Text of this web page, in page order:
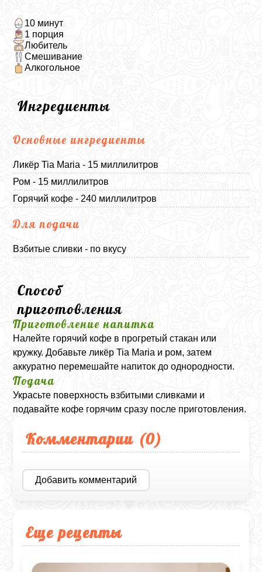
10 минут
1 порция
Любитель
Смешивание
Алкогольное
Ингредиенты
Основные ингредиенты
ЛикёрTia Maria - 15 миллилитров
Ром - 15 миллилитров
Горячий кофе - 240 миллилитров
Для подачи
Взбитые сливки - по вкусу
Способ
приготовления
Приготовление напитка
Налейте горячий кофе в прогретый стакан или
кружку. Добавьте ликёрTia Maria и ром, затем
аккуратно перемешайте напиток до однородности.
Подача
Украсьте поверхность взбитыми сливками и
подавайте кофе горячим сразу после приготовления.
Комментарии (0)
Добавить комментарий
Еще рецепты